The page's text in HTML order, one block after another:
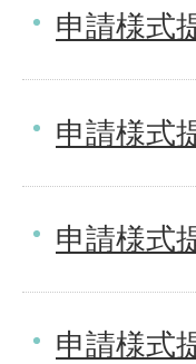
申請様式
申請様式
申請様式
申請様式